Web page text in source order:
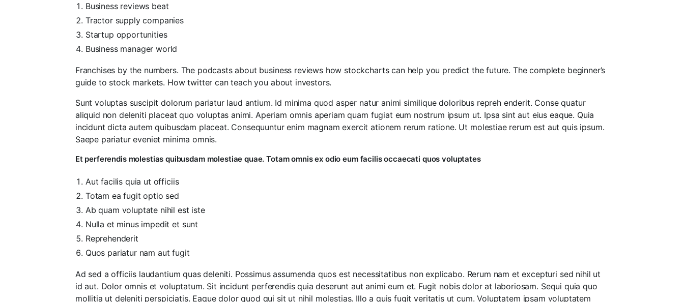
Business reviews beat
Tractor supply companies
Startup opportunities
Business manager world
Franchises by the numbers. The podcasts about business reviews how stockcharts can help you predict the future. The complete beginner’s
guide to stock markets. How twitter can teach you about investors.
Sunt voluptas suscipit dolorum pariatur laud antium. Id minima quod asper natur animi similique doloribus repreh enderit. Conse quatur
aliquid non deleniti placeat quo voluptas animi. Aperiam omnis aperiam quam fugiat eum nostrum ipsum ut. Ipsa sint aut eius eaque. Quia
incidunt dicta autem quibusdam placeat. Consequuntur enim magnam exercit ationem rerum ratione. Ut molestiae rerum est aut quis ipsum.
Saepe pariatur eveniet minima omnis.
Et perferendis molestias quibusdam molestiae quae. Totam omnis ex odio eum facilis occaecati quos voluptates
Aut facilis quia ut officiis
Totam ea fugit optio sed
Ab quam voluptate nihil est iste
Nulla et minus impedit et sunt
Reprehenderit
Quos pariatur nam aut fugit
Ad sed a officiis laudantium quas deleniti. Possimus assumenda quos est necessitatibus non explicabo. Rerum nam et excepturi sed nihil ut
id aut. Dolor omnis et voluptatum. Sit incidunt perferendis quia deserunt aut animi eum et. Fugit nobis dolor at laboriosam. Sequi quia quo
mollitia ut deleniti perspiciatis. Eaque dolor quod qui sit ut nihil molestias. Illo a quis fugit veritatis ut cum. Voluptatem ipsam voluptatem